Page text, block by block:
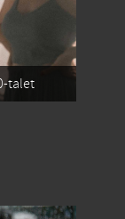
talet